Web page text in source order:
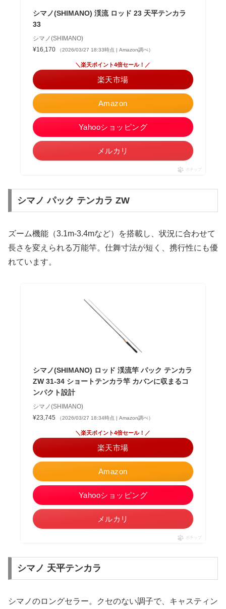
シマノ(SHIMANO) 渓流 ロッド 23 天平テンカラ
33
シマノ(SHIMANO)
¥16,170
（2026/03/27 18:33時点 | Amazon調べ）
Amazon
＼楽天ポイント4倍セール！／
楽天市場
Yahooショッピング
メルカリ
ポチップ
シマノ パック テンカラ ZW
ズーム機能（3.1m-3.4mなど）を搭載し、状況に合わせて
長さを変えられる万能竿。仕舞寸法が短く、携行性にも優
れています。
シマノ(SHIMANO) ロッド 渓流竿 パック テンカラ
ZW 31-34 ショートテンカラ竿 カバンに収まるコ
ンパクト設計
シマノ(SHIMANO)
¥23,745
（2026/03/27 18:34時点 | Amazon調べ）
Amazon
＼楽天ポイント4倍セール！／
楽天市場
Yahooショッピング
メルカリ
ポチップ
シマノ 天平テンカラ
シマノのロングセラー。クセのない調子で、キャスティン